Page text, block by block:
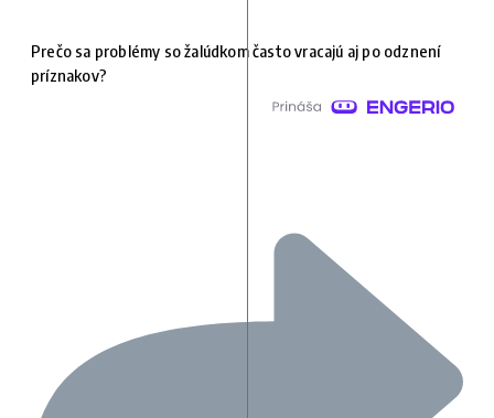
Prečo sa problémy so žalúdkom často vracajú aj po odznení
príznakov?